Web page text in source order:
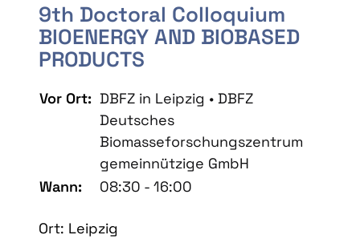
9th Doctoral Colloquium
BIOENERGY AND BIOBASED
PRODUCTS
Vor Ort: DBFZ in Leipzig • DBFZ
Deutsches
Biomasseforschungszentrum
gemeinnützige GmbH
Wann:
08:30 - 16:00
Ort: Leipzig